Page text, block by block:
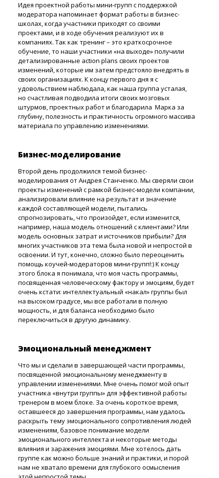
Идея проектной работы мини-групп с поддержкой
модератора напоминает формат работы в бизнес-
школах, когда участники приходят со своими
проектами, и в ходе обучения реализуют их в
компаниях. Так как тренинг – это краткосрочное
обучение, то наши участники «на выходе» получили
детализированные action plans своих проектов
изменений, которые им затем предстояло внедрять в
своих организациях. К концу первого дня я с
удовольствием наблюдала, как наша группа усталая,
но счастливая подводила итоги своих мозговых
штурмов, проектных работ и благодарила Марка за
глубину, полезность и практичность огромного массива
материала по управлению изменениями.
Бизнес-моделирование
Второй день продолжился темой бизнес-
моделирования от Андрея Станченко. Мы сверяли свои
проекты изменений с рамкой бизнес-модели компании,
анализировали влияние на результат и значение
каждой составляющей модели, пытались
спрогнозировать, что произойдет, если изменится,
например, наша модель отношений с клиентами? Или
модель основных затрат и источников прибыли? Для
многих участников эта тема была новой и непростой в
освоении. И тут, конечно, сложно было переоценить
помощь коучей-модераторов мини-групп!:) К концу
этого блока я понимала, что моя часть программы,
посвященная человеческому фактору и эмоциям, будет
очень кстати: интеллектуальный «накал» группы был
на высоком градусе, мы все работали в полную
мощность, и для баланса необходимо было
переключиться в другую динамику.
Эмоциональный менеджмент
Что мы и сделали в завершающей части программы,
посвященной эмоциональному менеджменту в
управлении изменениями. Мне очень помог мой опыт
участника «внутри группы» для эффективной работы
тренером в моем блоке. За очень короткое время,
оставшееся до завершения программы, нам удалось
раскрыть тему эмоционального сопротивления людей
изменениям, базовое понимание модели
эмоционального интеллекта и некоторые методы
влияния и заражения эмоциями. Мне хотелось дать
группе как можно больше знаний и практики, и порой
нам не хватало времени для глубокого осмысления